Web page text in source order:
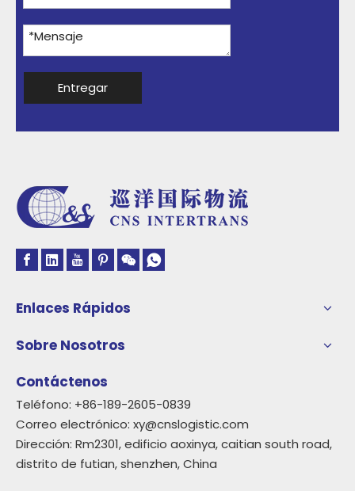
Entregar
Enlaces Rápidos
Sobre Nosotros
Contáctenos
Teléfono: +86-189-2605-0839
Correo electrónico: xy@cnslogistic.com
Dirección: Rm2301, edificio aoxinya, caitian south road,
distrito de futian, shenzhen, China